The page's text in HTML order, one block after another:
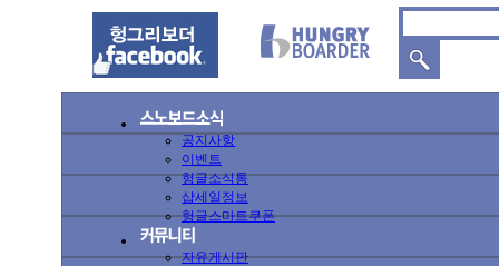
공지사항
이벤트
헝글소식통
샵세일정보
헝글스마트쿠폰
자유게시판